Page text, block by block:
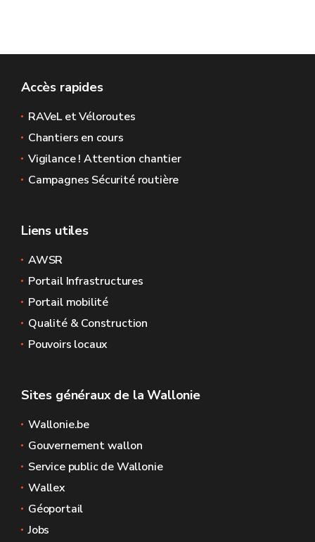
Accès rapides
RAVeL et Véloroutes
Chantiers en cours
Vigilance ! Attention chantier
Campagnes Sécurité routière
Liens utiles
AWSR
Portail Infrastructures
Portail mobilité
Qualité & Construction
Pouvoirs locaux
Sites généraux de la Wallonie
Wallonie.be
Gouvernement wallon
Service public de Wallonie
Wallex
Géoportail
Jobs